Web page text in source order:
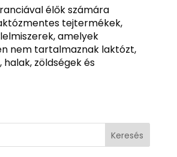
élők számára
tejtermékek,
amelyek
nem tartalmaznak laktózt,
halak, zöldségek és